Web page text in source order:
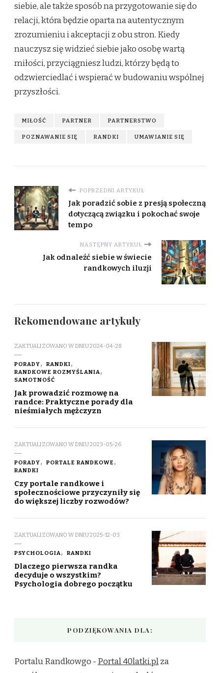
siebie, ale także sposób na przygotowanie się do
relacji, która będzie oparta na autentycznym
zrozumieniu i akceptacji z obu stron. Kiedy
nauczysz się widzieć siebie jako osobę wartą
miłości, przyciągniesz ludzi, którzy będą to
odzwierciedlać i wspierać w budowaniu wspólnej
przyszłości.
MIŁOŚĆ PARTNER PARTNERSTWO
POZNAWANIE SIĘ RANDKI UMAWIANIE SIĘ
POPRZEDNI ARTYKUŁ
Jak poradzić sobie z presją społeczną
dotyczącą związku i pokochać swoje
tempo
NASTĘPNY ARTYKUŁ
Jak odnaleźć siebie w świecie
randkowych iluzji
Rekomendowane artykuły
ZAKTUALIZOWANO W DNIU2024-04-28
PORADY
RANDKI
RANDKOWE ROZMYŚLANIA
SAMOTNOŚĆ
Jak prowadzić rozmowę na
randce: Praktyczne porady dla
nieśmiałych mężczyzn
ZAKTUALIZOWANO W DNIU2023-05-26
PORADY
PORTALE RANDKOWE
RANDKI
Czy portale randkowe i
społecznościowe przyczyniły się
do większej liczby rozwodów?
ZAKTUALIZOWANO W DNIU2025-12-03
PSYCHOLOGIA RANDKI
Dlaczego pierwsza randka
decyduje o wszystkim?
Psychologia dobrego początku
PODZIĘKOWANIA DLA:
Portalu Randkowgo - Portal 40latki.plza